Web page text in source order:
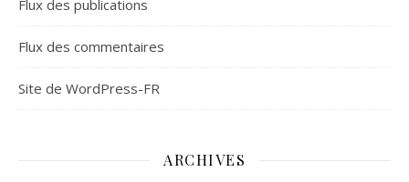
Flux des publications
Flux des commentaires
Site de WordPress-FR
ARCHIVES